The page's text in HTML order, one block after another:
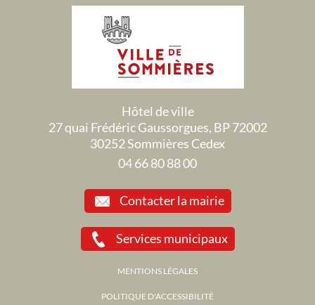
Hôtel de ville
27 quai Frédéric Gaussorgues, BP 72002
30252 Sommières Cedex
04 66 80 88 00
Contacter la mairie
Services municipaux
MENTIONS LÉGALES
POLITIQUE D'ACCESSIBILITÉ